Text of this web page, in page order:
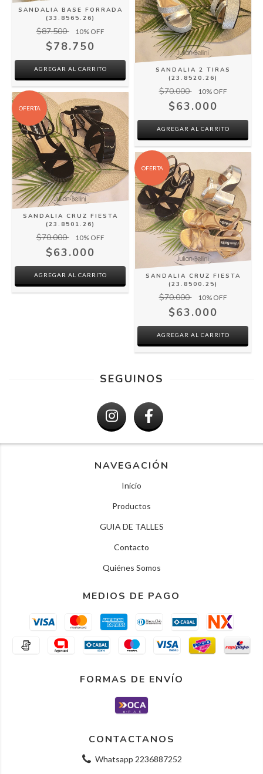
SANDALIA BASE FORRADA
(33.8565.26)
$87.500 10% OFF
$78.750
AGREGAR AL CARRITO
SANDALIA 2 TIRAS
(23.8520.26)
$70.000 10% OFF
$63.000
AGREGAR AL CARRITO
OFERTA
SANDALIA CRUZ FIESTA
(23.8501.26)
$70.000 10% OFF
$63.000
AGREGAR AL CARRITO
OFERTA
SANDALIA CRUZ FIESTA
(23.8500.25)
$70.000 10% OFF
$63.000
AGREGAR AL CARRITO
SEGUINOS
NAVEGACIÓN
Inicio
Productos
GUIA DE TALLES
Contacto
Quiénes Somos
MEDIOS DE PAGO
FORMAS DE ENVÍO
CONTACTANOS
Whatsapp 2236887252